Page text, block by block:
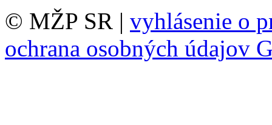
© MŽP SR | vyhlásenie o
ochrana osobných údajov